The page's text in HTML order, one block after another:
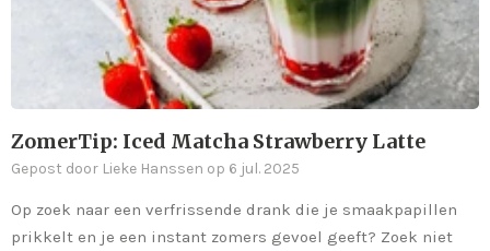
ZomerTip: Iced Matcha Strawberry Latte
Gepost door Lieke Hanssen op 6 jul. 2025
Op zoek naar een verfrissende drank die je smaakpapillen
prikkelt en je een instant zomers gevoel geeft? Zoek niet